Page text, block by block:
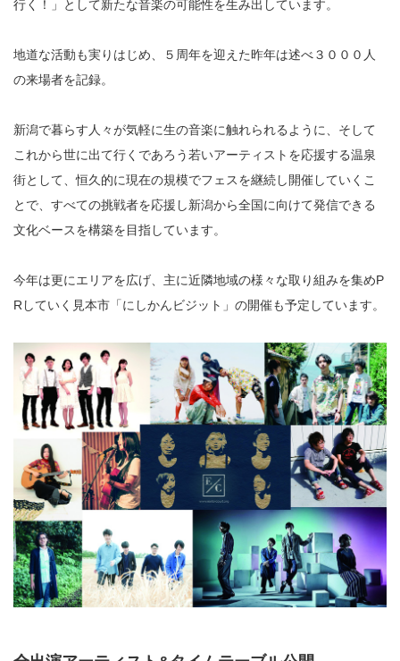
行く！」として新たな音楽の可能性を生み出しています。
地道な活動も実りはじめ、５周年を迎えた昨年は述べ３０００人
の来場者を記録。
新潟で暮らす人々が気軽に生の音楽に触れられるように、そして
これから世に出て行くであろう若いアーティストを応援する温泉
街として、恒久的に現在の規模でフェスを継続し開催していくこ
とで、すべての挑戦者を応援し新潟から全国に向けて発信できる
文化ベースを構築を目指しています。
今年は更にエリアを広げ、主に近隣地域の様々な取り組みを集めP
Rしていく見本市「にしかんビジット」の開催も予定しています。